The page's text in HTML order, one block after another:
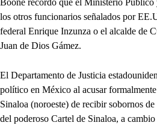
Boone recordó que el Ministerio Público
los otros funcionarios señalados por
federal Enrique Inzunza o el alcalde de
Juan de Dios Gámez.
El Departamento de Justicia
político en México al acusar
Sinaloa (noroeste) de recibir sobornos
del poderoso Cartel de Sinaloa, a